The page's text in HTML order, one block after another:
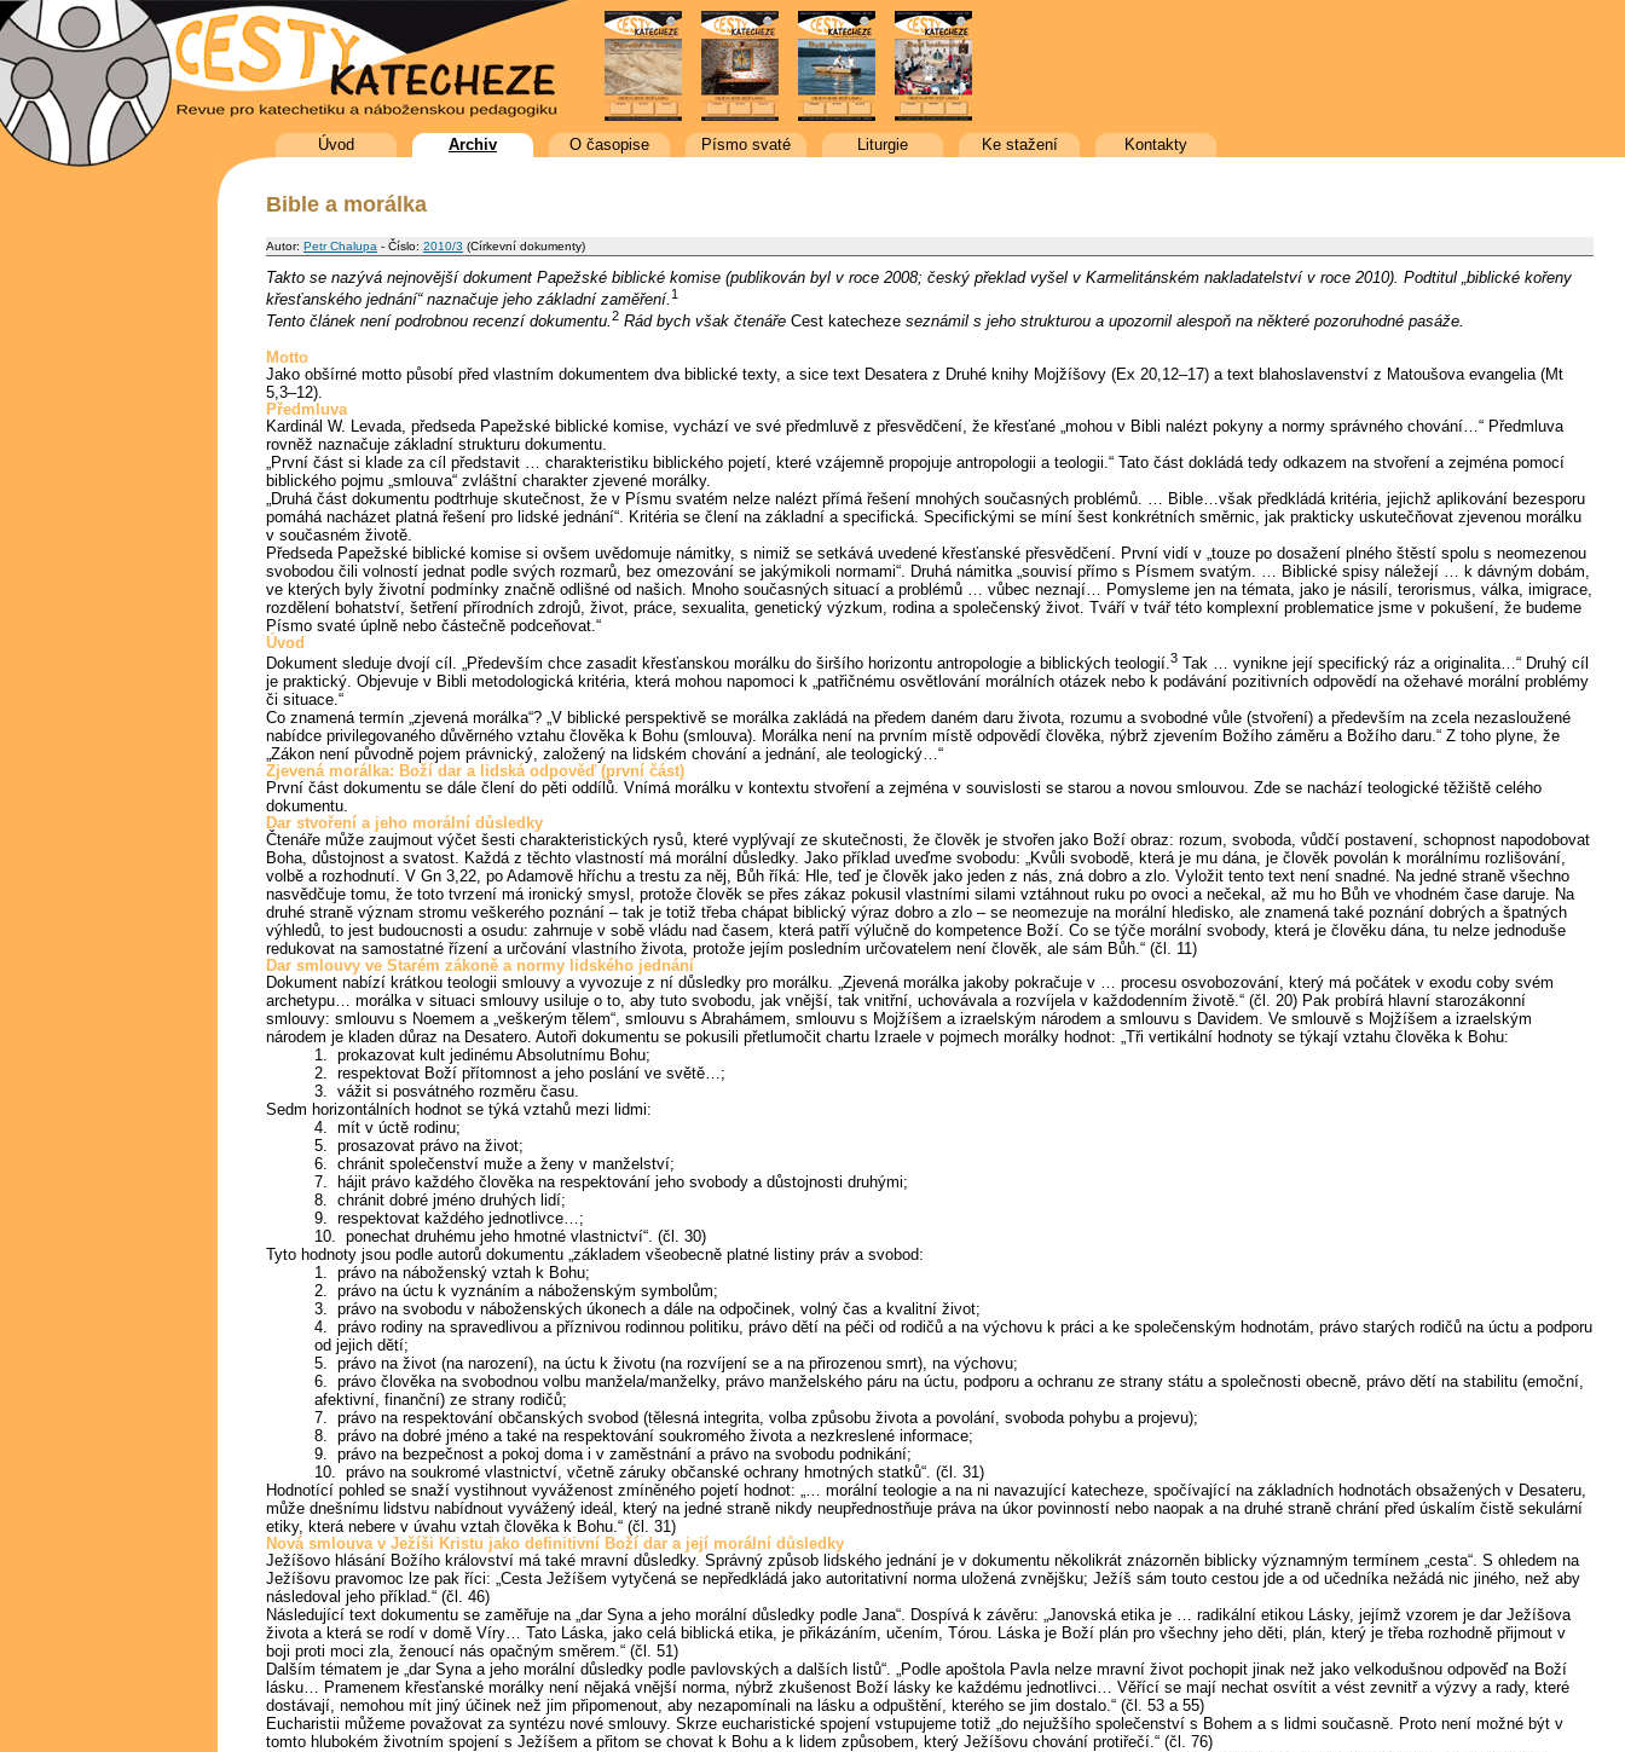
Úvod Archiv O časopise Písmo svaté Liturgie Ke stažení Kontakty
Bible a morálka
Autor: Petr Chalupa - Číslo: 2010/3 (Církevní dokumenty)
Takto se nazývá nejnovější dokument Papežské biblické komise (publikován byl v roce 2008; český překlad vyšel v Karmelitánském nakladatelství v roce 2010). Podtitul „biblické kořeny
křesťanského jednání“ naznačuje jeho základní zaměření. 1
Tento článek není podrobnou recenzí dokumentu.2 Rád bych však čtenáře Cest katecheze seznámil s jeho strukturou a upozornil alespoň na některé pozoruhodné pasáže.
Motto
Jako obšírné motto působí před vlastním dokumentem dva biblické texty, a sice text Desatera z Druhé knihy Mojžíšovy (Ex 20,12–17) a text blahoslavenství z Matoušova evangelia (Mt
5,3–12).
Předmluva
Kardinál W. Levada, předseda Papežské biblické komise, vychází ve své předmluvě z přesvědčení, že křesťané „mohou v Bibli nalézt pokyny a normy správného chování…“ Předmluva
rovněž naznačuje základní strukturu dokumentu.
„První část si klade za cíl představit … charakteristiku biblického pojetí, které vzájemně propojuje antropologii a teologii.“ Tato část dokládá tedy odkazem na stvoření a zejména pomocí
biblického pojmu „smlouva“ zvláštní charakter zjevené morálky.
„Druhá část dokumentu podtrhuje skutečnost, že v Písmu svatém nelze nalézt přímá řešení mnohých současných problémů. … Bible…však předkládá kritéria, jejichž aplikování bezesporu
pomáhá nacházet platná řešení pro lidské jednání“. Kritéria se člení na základní a specifická. Specifickými se míní šest konkrétních směrnic, jak prakticky uskutečňovat zjevenou morálku
v současném životě.
Předseda Papežské biblické komise si ovšem uvědomuje námitky, s nimiž se setkává uvedené křesťanské přesvědčení. První vidí v „touze po dosažení plného štěstí spolu s neomezenou
svobodou čili volností jednat podle svých rozmarů, bez omezování se jakýmikoli normami“. Druhá námitka „souvisí přímo s Písmem svatým. … Biblické spisy náležejí … k dávným dobám,
ve kterých byly životní podmínky značně odlišné od našich. Mnoho současných situací a problémů … vůbec neznají… Pomysleme jen na témata, jako je násilí, terorismus, válka, imigrace,
rozdělení bohatství, šetření přírodních zdrojů, život, práce, sexualita, genetický výzkum, rodina a společenský život. Tváří v tvář této komplexní problematice jsme v pokušení, že budeme
Písmo svaté úplně nebo částečně podceňovat.“
Úvod
Dokument sleduje dvojí cíl. „Především chce zasadit křesťanskou morálku do širšího horizontu antropologie a biblických teologií. 3 Tak … vynikne její specifický ráz a originalita…“ Druhý cíl
je praktický. Objevuje v Bibli metodologická kritéria, která mohou napomoci k „patřičnému osvětlování morálních otázek nebo k podávání pozitivních odpovědí na ožehavé morální problémy
či situace.“
Co znamená termín „zjevená morálka“? „V biblické perspektivě se morálka zakládá na předem daném daru života, rozumu a svobodné vůle (stvoření) a především na zcela nezasloužené
nabídce privilegovaného důvěrného vztahu člověka k Bohu (smlouva). Morálka není na prvním místě odpovědí člověka, nýbrž zjevením Božího záměru a Božího daru.“ Z toho plyne, že
„Zákon není původně pojem právnický, založený na lidském chování a jednání, ale teologický…“
Zjevená morálka: Boží dar a lidská odpověď (první část)
První část dokumentu se dále člení do pěti oddílů. Vnímá morálku v kontextu stvoření a zejména v souvislosti se starou a novou smlouvou. Zde se nachází teologické těžiště celého
dokumentu.
Dar stvoření a jeho morální důsledky
Čtenáře může zaujmout výčet šesti charakteristických rysů, které vyplývají ze skutečnosti, že člověk je stvořen jako Boží obraz: rozum, svoboda, vůdčí postavení, schopnost napodobovat
Boha, důstojnost a svatost. Každá z těchto vlastností má morální důsledky. Jako příklad uveďme svobodu: „Kvůli svobodě, která je mu dána, je člověk povolán k morálnímu rozlišování,
volbě a rozhodnutí. V Gn 3,22, po Adamově hříchu a trestu za něj, Bůh říká: Hle, teď je člověk jako jeden z nás, zná dobro a zlo. Vyložit tento text není snadné. Na jedné straně všechno
nasvědčuje tomu, že toto tvrzení má ironický smysl, protože člověk se přes zákaz pokusil vlastními silami vztáhnout ruku po ovoci a nečekal, až mu ho Bůh ve vhodném čase daruje. Na
druhé straně význam stromu veškerého poznání – tak je totiž třeba chápat biblický výraz dobro a zlo – se neomezuje na morální hledisko, ale znamená také poznání dobrých a špatných
výhledů, to jest budoucnosti a osudu: zahrnuje v sobě vládu nad časem, která patří výlučně do kompetence Boží. Co se týče morální svobody, která je člověku dána, tu nelze jednoduše
redukovat na samostatné řízení a určování vlastního života, protože jejím posledním určovatelem není člověk, ale sám Bůh.“ (čl. 11)
Dar smlouvy ve Starém zákoně a normy lidského jednání
Dokument nabízí krátkou teologii smlouvy a vyvozuje z ní důsledky pro morálku. „Zjevená morálka jakoby pokračuje v … procesu osvobozování, který má počátek v exodu coby svém
archetypu… morálka v situaci smlouvy usiluje o to, aby tuto svobodu, jak vnější, tak vnitřní, uchovávala a rozvíjela v každodenním životě.“ (čl. 20) Pak probírá hlavní starozákonní
smlouvy: smlouvu s Noemem a „veškerým tělem“, smlouvu s Abrahámem, smlouvu s Mojžíšem a izraelským národem a smlouvu s Davidem. Ve smlouvě s Mojžíšem a izraelským
národem je kladen důraz na Desatero. Autoři dokumentu se pokusili přetlumočit chartu Izraele v pojmech morálky hodnot: „Tři vertikální hodnoty se týkají vztahu člověka k Bohu:
1. prokazovat kult jedinému Absolutnímu Bohu;
2. respektovat Boží přítomnost a jeho poslání ve světě…;
3. vážit si posvátného rozměru času.
Sedm horizontálních hodnot se týká vztahů mezi lidmi:
4. mít v úctě rodinu;
5. prosazovat právo na život;
6. chránit společenství muže a ženy v manželství;
7. hájit právo každého člověka na respektování jeho svobody a důstojnosti druhými;
8. chránit dobré jméno druhých lidí;
9. respektovat každého jednotlivce…;
10. ponechat druhému jeho hmotné vlastnictví“. (čl. 30)
Tyto hodnoty jsou podle autorů dokumentu „základem všeobecně platné listiny práv a svobod:
1. právo na náboženský vztah k Bohu;
2. právo na úctu k vyznáním a náboženským symbolům;
3. právo na svobodu v náboženských úkonech a dále na odpočinek, volný čas a kvalitní život;
4. právo rodiny na spravedlivou a příznivou rodinnou politiku, právo dětí na péči od rodičů a na výchovu k práci a ke společenským hodnotám, právo starých rodičů na úctu a podporu
od jejich dětí;
5. právo na život (na narození), na úctu k životu (na rozvíjení se a na přirozenou smrt), na výchovu;
6. právo člověka na svobodnou volbu manžela/manželky, právo manželského páru na úctu, podporu a ochranu ze strany státu a společnosti obecně, právo dětí na stabilitu (emoční,
afektivní, finanční) ze strany rodičů;
7. právo na respektování občanských svobod (tělesná integrita, volba způsobu života a povolání, svoboda pohybu a projevu);
8. právo na dobré jméno a také na respektování soukromého života a nezkreslené informace;
9. právo na bezpečnost a pokoj doma i v zaměstnání a právo na svobodu podnikání;
10. právo na soukromé vlastnictví, včetně záruky občanské ochrany hmotných statků“. (čl. 31)
Hodnotící pohled se snaží vystihnout vyváženost zmíněného pojetí hodnot: „… morální teologie a na ni navazující katecheze, spočívající na základních hodnotách obsažených v Desateru,
může dnešnímu lidstvu nabídnout vyvážený ideál, který na jedné straně nikdy neupřednostňuje práva na úkor povinností nebo naopak a na druhé straně chrání před úskalím čistě sekulární
etiky, která nebere v úvahu vztah člověka k Bohu.“ (čl. 31)
Nová smlouva v Ježíši Kristu jako definitivní Boží dar a její morální důsledky
Ježíšovo hlásání Božího království má také mravní důsledky. Správný způsob lidského jednání je v dokumentu několikrát znázorněn biblicky významným termínem „cesta“. S ohledem na
Ježíšovu pravomoc lze pak říci: „Cesta Ježíšem vytyčená se nepředkládá jako autoritativní norma uložená zvnějšku; Ježíš sám touto cestou jde a od učedníka nežádá nic jiného, než aby
následoval jeho příklad.“ (čl. 46)
Následující text dokumentu se zaměřuje na „dar Syna a jeho morální důsledky podle Jana“. Dospívá k závěru: „Janovská etika je … radikální etikou Lásky, jejímž vzorem je dar Ježíšova
života a která se rodí v domě Víry… Tato Láska, jako celá biblická etika, je přikázáním, učením, Tórou. Láska je Boží plán pro všechny jeho děti, plán, který je třeba rozhodně přijmout v
boji proti moci zla, ženoucí nás opačným směrem.“ (čl. 51)
Dalším tématem je „dar Syna a jeho morální důsledky podle pavlovských a dalších listů“. „Podle apoštola Pavla nelze mravní život pochopit jinak než jako velkodušnou odpověď na Boží
lásku… Pramenem křesťanské morálky není nějaká vnější norma, nýbrž zkušenost Boží lásky ke každému jednotlivci… Věřící se mají nechat osvítit a vést zevnitř a výzvy a rady, které
dostávají, nemohou mít jiný účinek než jim připomenout, aby nezapomínali na lásku a odpuštění, kterého se jim dostalo.“ (čl. 53 a 55)
Eucharistii můžeme považovat za syntézu nové smlouvy. Skrze eucharistické spojení vstupujeme totiž „do nejužšího společenství s Bohem a s lidmi současně. Proto není možné být v
tomto hlubokém životním spojení s Ježíšem a přitom se chovat k Bohu a k lidem způsobem, který Ježíšovu chování protiřečí.“ (čl. 76)